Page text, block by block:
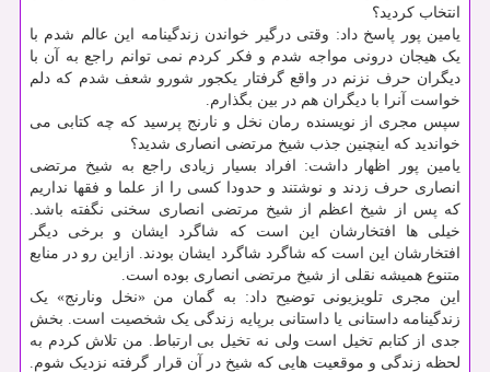
انتخاب کردید؟
یامین پور پاسخ داد: وقتی درگیر خواندن زندگینامه این عالم شدم با
یک هیجان درونی مواجه شدم و فکر کردم نمی توانم راجع به آن با
دیگران حرف نزنم در واقع گرفتار یکجور شورو شعف شدم که دلم
خواست آنرا با دیگران هم در بین بگذارم.
سپس مجری از نویسنده رمان نخل و نارنج پرسید که چه کتابی می
خواندید که اینچنین جذب شیخ مرتضی انصاری شدید؟
یامین پور اظهار داشت: افراد بسیار زیادی راجع به شیخ مرتضی
انصاری حرف زدند و نوشتند و حدودا کسی را از علما و فقها نداریم
که پس از شیخ اعظم از شیخ مرتضی انصاری سخنی نگفته باشد.
خیلی ها افتخارشان این است که شاگرد ایشان و برخی دیگر
افتخارشان این است که شاگرد شاگرد ایشان بودند. ازاین رو در منابع
متنوع همیشه نقلی از شیخ مرتضی انصاری بوده است.
این مجری تلویزیونی توضیح داد: به گمان من «نخل ونارنج» یک
زندگینامه داستانی یا داستانی برپایه زندگی یک شخصیت است. بخش
جدی از کتابم تخیل است ولی نه تخیل بی ارتباط. من تلاش کردم به
لحظه زندگی و موقعیت هایی که شیخ در آن قرار گرفته نزدیک شوم.